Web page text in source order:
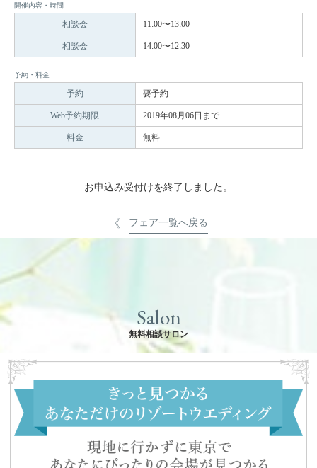
開催内容・時間
相談会 11:00〜13:00
相談会 14:00〜12:30
予約・料金
予約 要予約
Web予約期限 2019年08月06日まで
料金 無料
お申込み受付けを終了しました。
フェア一覧へ戻る
Salon
無料相談サロン